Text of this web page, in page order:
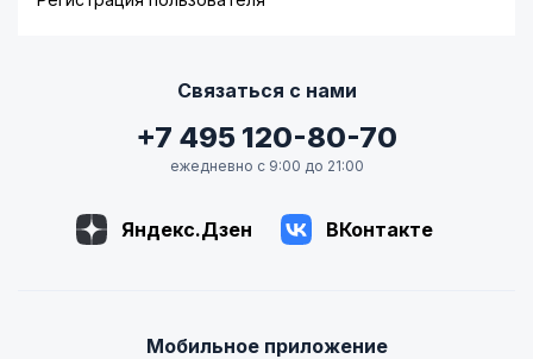
Связаться с нами
+7 495 120-80-70
ежедневно с 9:00 до 21:00
Яндекс.Дзен ВКонтакте
Мобильное приложение